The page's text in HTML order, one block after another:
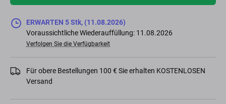
ERWARTEN 5 Stk, (11.08.2026)
Voraussichtliche Wiederauffüllung: 11.08.2026
Verfolgen Sie die Verfügbarkeit
Für obere Bestellungen 100 € Sie erhalten KOSTENLOSEN
Versand